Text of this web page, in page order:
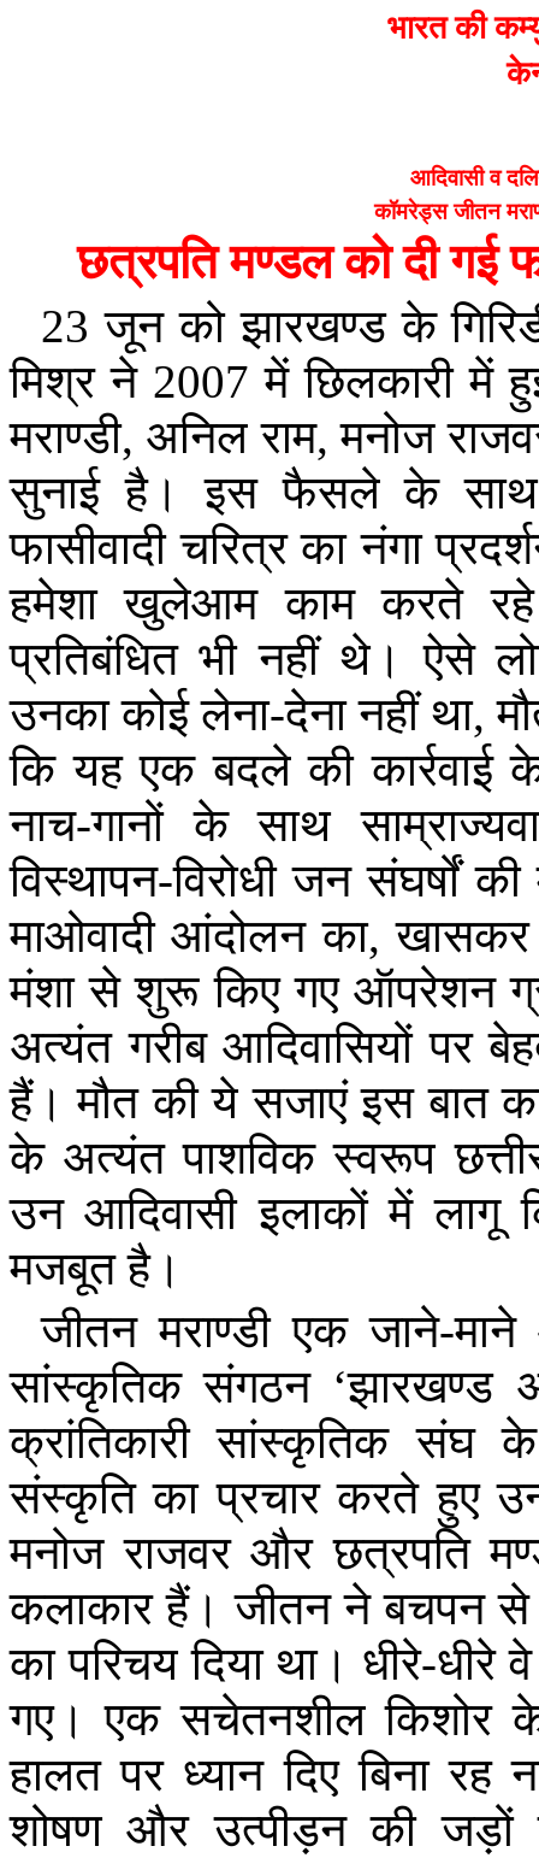
भारत की
आदिवासी व
कॉमरेड्स जीतन
छत्रपति मण्डल को दी गई
23जून को झारखण्ड के
मिश्र ने2007में छिलकारी में
मराण्डी, अनिल राम,मनोज
सुनाई है। इस फैसले के साथ
फासीवादी चरित्र का नंगा
हमेशा खुलेआम काम करते रहे
प्रतिबंधित भी नहीं थे। ऐसे
उनका कोई लेना-देना नहीं था,
कि यह एक बदले की कार्रवाई
नाच-गानों के साथ
विस्थापन-विरोधी जन संघर्षों की
माओवादी आंदोलन का,खासकर
मंशा से शुरू किए गए ऑपरेशन
अत्यंत गरीब आदिवासियों पर
हैं। मौत की ये सजाएं इस बात
के अत्यंत पाशविक स्वरूप
उन आदिवासी इलाकों में लागू
मजबूत है।
जीतन मराण्डी एक जाने-माने
सांस्कृतिक संगठन‘झारखण्ड
क्रांतिकारी सांस्कृतिक संघ के
संस्कृति का प्रचार करते हुए
मनोज राजवर और छत्रपति
कलाकार हैं। जीतन ने बचपन से
का परिचय दिया था। धीरे-धीरे वे
गए। एक सचेतनशील किशोर
हालत पर ध्यान दिए बिना रह
शोषण और उत्पीड़न की जड़ों